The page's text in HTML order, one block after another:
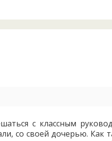
с классным
со своей дочерью. Как